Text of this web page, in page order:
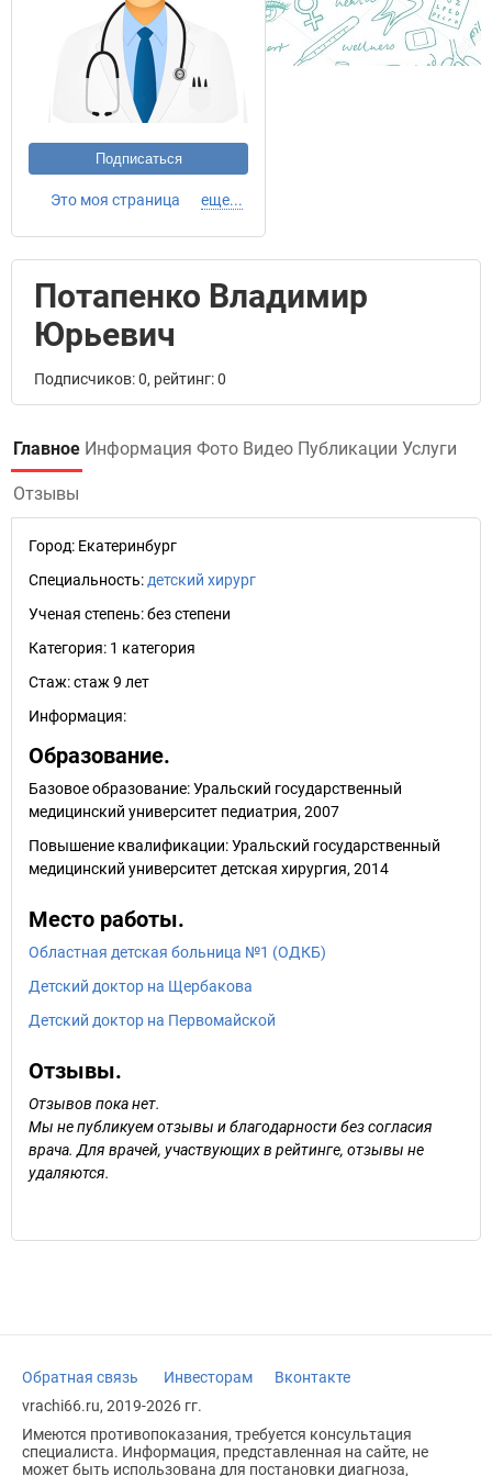
Подписаться
Это моя страница еще...
Потапенко Владимир
Юрьевич
Подписчиков: 0, рейтинг: 0
Главное Информация Фото Видео Публикации Услуги
Отзывы
Город: Екатеринбург
Специальность: детский хирург
Ученая степень:без степени
Категория: 1 категория
Стаж:стаж 9 лет
Информация:
Образование.
Базовое образование: Уральский государственный
медицинский университет педиатрия, 2007
Повышение квалификации: Уральский государственный
медицинский университет детская хиpуpгия, 2014
Место работы.
Областная детская больница №1 (ОДКБ)
Детский доктор на Щербакова
Детский доктор на Первомайской
Отзывы.
Отзывов пока нет.
Мы не публикуем отзывы и благодарности без согласия
врача. Для врачей, участвующих в рейтинге, отзывы не
удаляются.
Обратная связь Инвесторам
Вконтакте
vrachi66.ru, 2019-2026 гг.
Имеются противопоказания, требуется консультация
специалиста. Информация, представленная на сайте, не
может быть использована для постановки диагноза,